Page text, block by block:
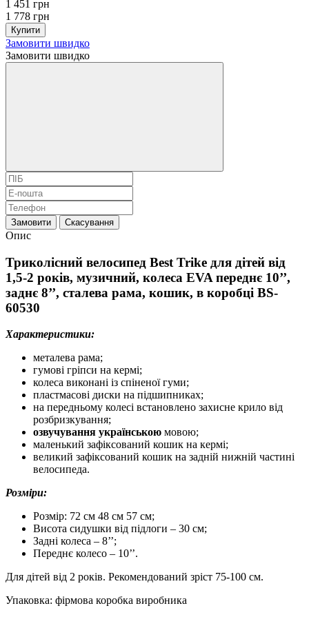
1 451 грн
1 778 грн
Купити
Замовити швидко
Замовити швидко
Замовити Скасування
Опис
Триколісний велосипед Best Trike для дітей від
1,5-2 років, музичний, колеса EVA переднє 10’’,
заднє 8’’, сталева рама, кошик, в коробці BS-
60530
Характеристики:
металева рама;
гумові гріпси на кермі;
колеса виконані із спіненої гуми;
пластмасові диски на підшипниках;
на передньому колесі встановлено захисне крило від
розбризкування;
озвучування українською мовою;
маленький зафіксований кошик на кермі;
великий зафіксований кошик на задній нижній частині
велосипеда.
Розміри:
Розмір: 72 см 48 см 57 см;
Висота сидушки від підлоги – 30 см;
Задні колеса – 8’’;
Переднє колесо – 10’’.
Для дітей від 2 років. Рекомендований зріст 75-100 см.
Упаковка: фірмова коробка виробника